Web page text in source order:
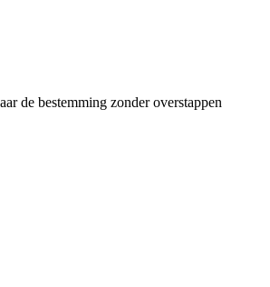
de bestemming zonder overstappen